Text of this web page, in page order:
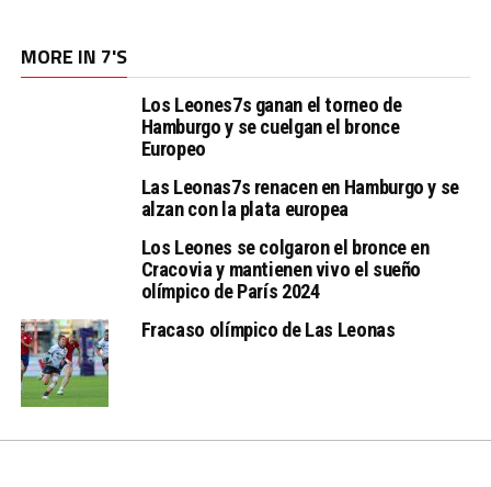
MORE IN 7'S
Los Leones7s ganan el torneo de
Hamburgo y se cuelgan el bronce
Europeo
Las Leonas7s renacen en Hamburgo y se
alzan con la plata europea
Los Leones se colgaron el bronce en
Cracovia y mantienen vivo el sueño
olímpico de París 2024
Fracaso olímpico de Las Leonas